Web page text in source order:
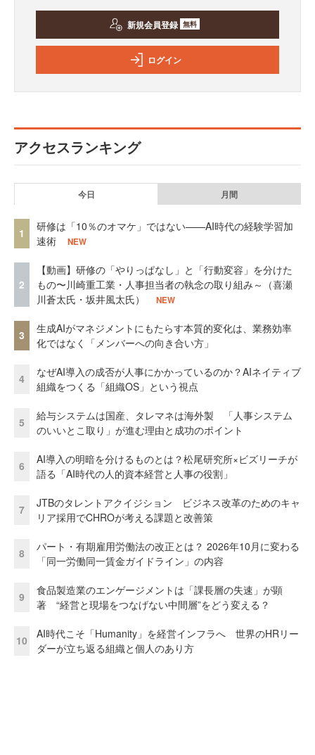
新規会員登録 無料
ログイン
アクセスランキング
今日 月間
1
研修は「10％のオマケ」ではない——AI時代の経験学習加
速術
NEW
2
【動画】研修の「やりっぱなし」と「行動変容」を分けた
もの〜川崎重工業・人事担当者の執念の取り組み～（喜瀬
川蒼太氏・坂井風太氏）
NEW
3
生成AIがマネジメントにもたらす本質的変化は、業務効率
化ではなく「メンバーへの向き合い方」
4
なぜAI導入の成否が人事にかかっているのか？AIネイティブ
組織をつくる「組織OS」という視点
5
給与システムは国産、タレマネは海外製 「人事システム
のいいとこ取り」が進む理由と成功のポイント
6
AI導入の明暗を分けるものとは？松尾研究所×ビズリーチが
語る「AI時代の人的資本経営と人事の役割」
7
JTBのタレントアクイジション ビジネス改革のためのキャ
リア採用でCHROが考える課題と改善策
8
パート・有期雇用労働法の改正とは？ 2026年10月に変わる
「同一労働同一賃金ガイドライン」の内容
9
食品製造業のエンゲージメントは「課長層の失速」が顕
著 “経営と現場をつなげない中間層”をどう変える？
10
AI時代こそ「Humanity」を経営インフラへ 世界のHRリー
ダーが立ち返る組織と個人のあり方